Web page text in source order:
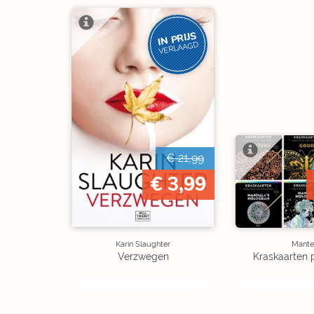
IN PRIJS
VERLAAGD
€ 21,99
€ 3,99
Karin Slaughter
Verzwegen Kraskaarten